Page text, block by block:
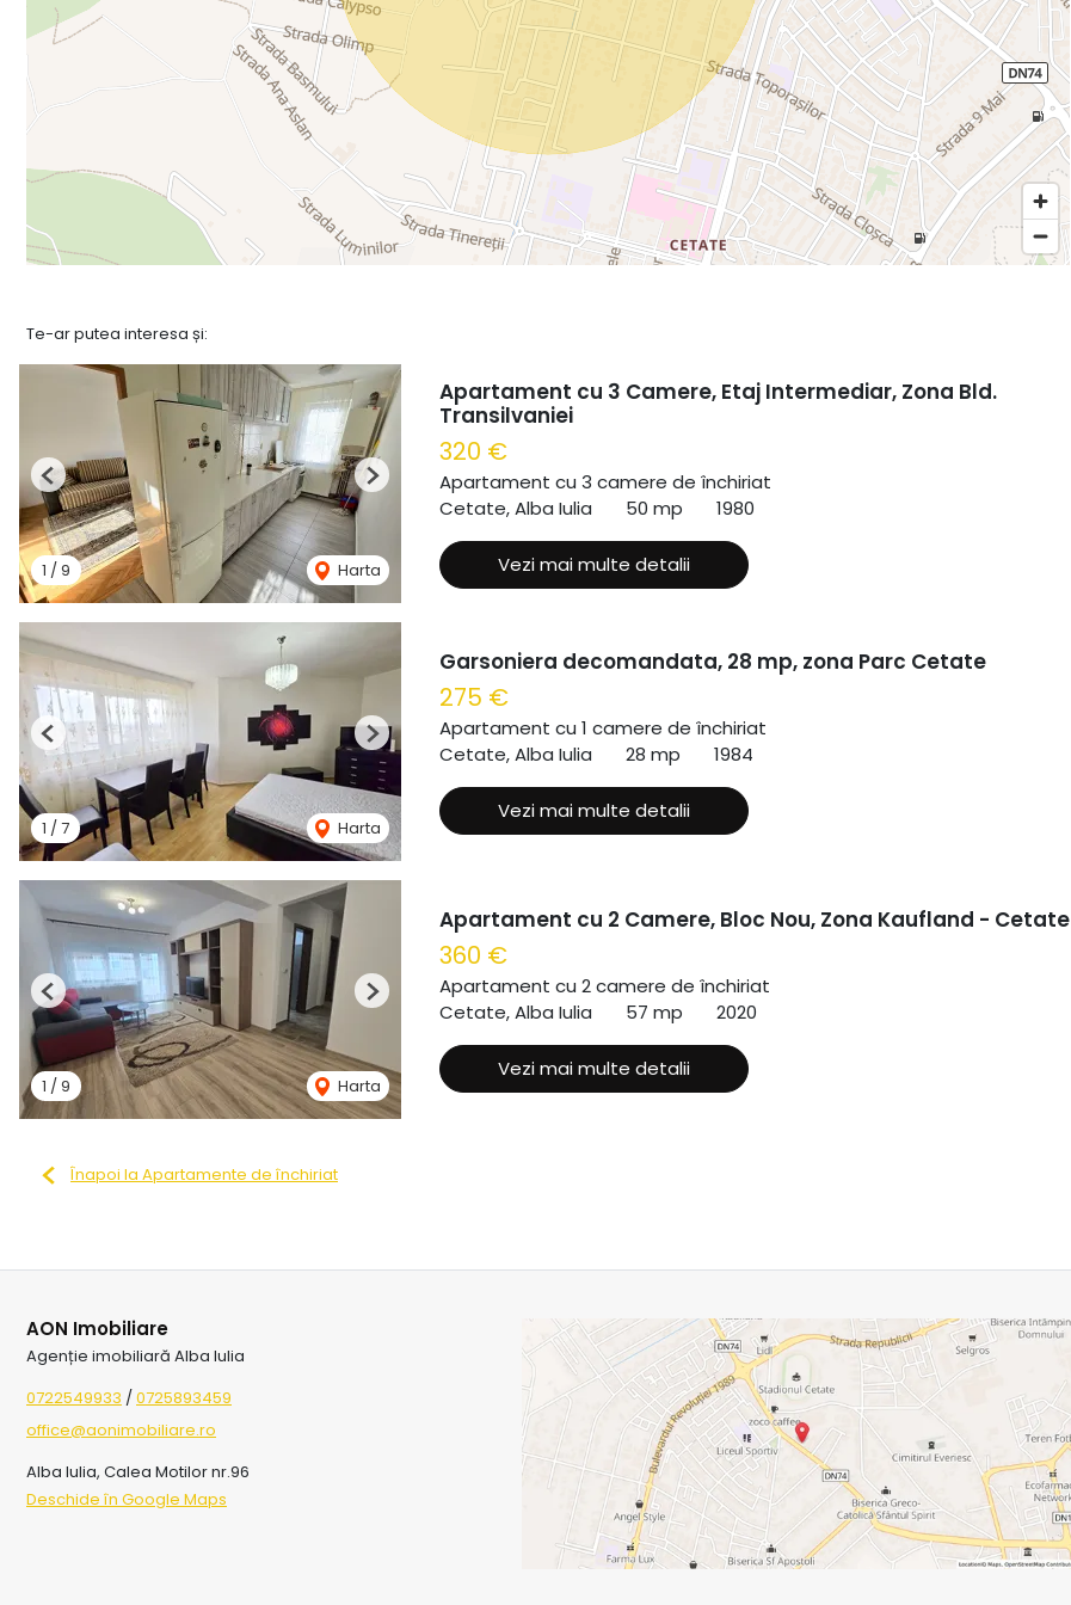
Te-ar putea interesa și:
1 / 9 Harta
Previous Next
Apartament cu 3 Camere, Etaj Intermediar, Zona Bld.
Transilvaniei
320 €
Apartament cu 3 camere de închiriat
Cetate, Alba Iulia
50 mp 1980
Vezi mai multe detalii
1 / 7 Harta
Previous Next
Garsoniera decomandata, 28 mp, zona Parc Cetate
275 €
Apartament cu 1 camere de închiriat
Cetate, Alba Iulia
28 mp 1984
Vezi mai multe detalii
1 / 9 Harta
Previous Next
Apartament cu 2 Camere, Bloc Nou, Zona Kaufland - Cetate
360 €
Apartament cu 2 camere de închiriat
Cetate, Alba Iulia
57 mp 2020
Vezi mai multe detalii
Înapoi la Apartamente de închiriat
AON Imobiliare
Agenție imobiliară Alba Iulia
0722549933 / 0725893459
office@aonimobiliare.ro
Alba Iulia, Calea Motilor nr.96
Deschide în Google Maps